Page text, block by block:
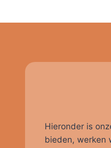
Hieronder is
bieden, werken